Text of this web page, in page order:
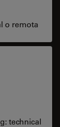
o remota
technical